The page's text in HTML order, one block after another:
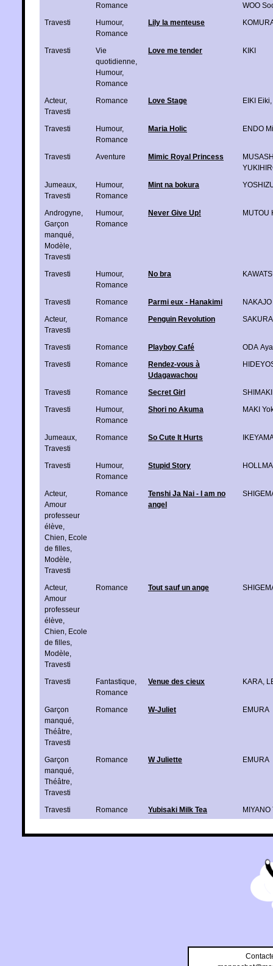
Romance
WOO
Travesti
Humour,
Romance
Lily la menteuse
Travesti
Vie
quotidienne
Humour,
Romance
Love me tender KIKI
Acteur,
Travesti
Romance Love Stage EIKI Eiki
Travesti Humour,
Romance
Maria Holic ENDO
Travesti Aventure Mimic Royal Princess
Jumeaux
Travesti
Humour,
Romance
Mint na bokura
Androgyne
Garçon
manqué
Modèle
Travesti
Humour,
Romance
Never Give Up! MUTOU
Travesti Humour,
Romance
No bra
Travesti Romance Parmi eux - Hanakimi
Acteur,
Travesti
Romance Penguin Revolution
Travesti Romance Playboy Café
ODA Aya
Travesti
Romance
Rendez-vous à
Udagawachou
Travesti Romance Secret Girl
Travesti
Humour,
Romance
Shori no Akuma MAKI
Jumeaux
Travesti
Romance So Cute It Hurts
Travesti Humour,
Romance
Stupid Story
Acteur,
Amour
professeur
élève
Chien Ecole
de filles
Modèle
Travesti
Romance
Tenshi Ja Nai - I am no
angel
Acteur,
Amour
professeur
élève
Chien Ecole
de filles
Modèle
Travesti
Romance Tout sauf un ange
Travesti Fantastique
Romance
Venue des cieux KARA
Garçon
manqué
Théâtre
Travesti
Romance W-Juliet EMURA
Garçon
manqué
Théâtre
Travesti
Romance W Juliette EMURA
Travesti Romance Yubisaki Milk Tea